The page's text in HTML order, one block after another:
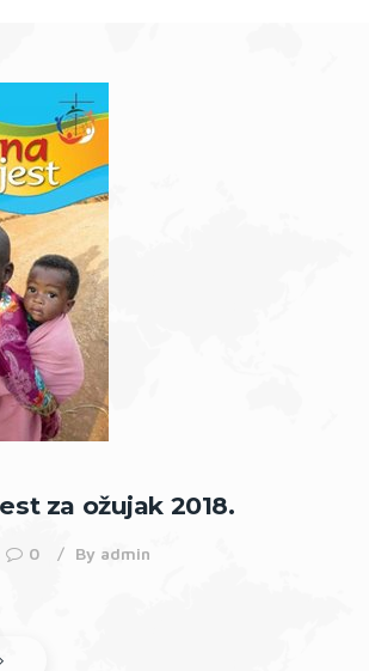
za ožujak 2018.
0 By admin